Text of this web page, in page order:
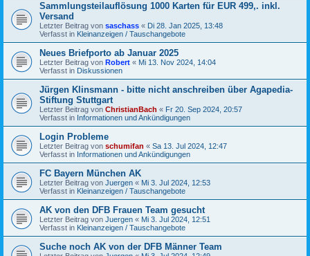
Sammlungsteilauflösung 1000 Karten für EUR 499,. inkl.
Versand
Letzter Beitrag von saschass « Di 28. Jan 2025, 13:48
Verfasst in Kleinanzeigen / Tauschangebote
Neues Briefporto ab Januar 2025
Letzter Beitrag von Robert « Mi 13. Nov 2024, 14:04
Verfasst in Diskussionen
Jürgen Klinsmann - bitte nicht anschreiben über Agapedia-
Stiftung Stuttgart
Letzter Beitrag von ChristianBach « Fr 20. Sep 2024, 20:57
Verfasst in Informationen und Ankündigungen
Login Probleme
Letzter Beitrag von schumifan « Sa 13. Jul 2024, 12:47
Verfasst in Informationen und Ankündigungen
FC Bayern München AK
Letzter Beitrag von Juergen « Mi 3. Jul 2024, 12:53
Verfasst in Kleinanzeigen / Tauschangebote
AK von den DFB Frauen Team gesucht
Letzter Beitrag von Juergen « Mi 3. Jul 2024, 12:51
Verfasst in Kleinanzeigen / Tauschangebote
Suche noch AK von der DFB Männer Team